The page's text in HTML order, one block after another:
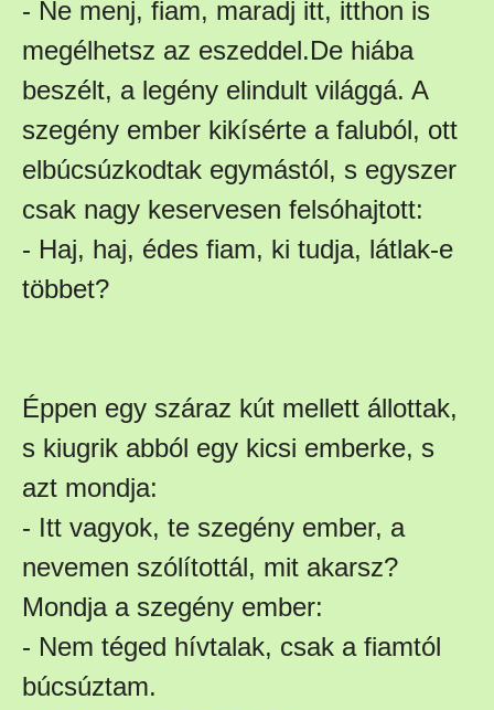
- Ne menj, fiam, maradj itt, itthon is
megélhetsz az eszeddel.De hiába
beszélt, a legény elindult világgá. A
szegény ember kikísérte a faluból, ott
elbúcsúzkodtak egymástól, s egyszer
csak nagy keservesen felsóhajtott:
- Haj, haj, édes fiam, ki tudja, látlak-e
többet?
Éppen egy száraz kút mellett állottak,
s kiugrik abból egy kicsi emberke, s
azt mondja:
- Itt vagyok, te szegény ember, a
nevemen szólítottál, mit akarsz?
Mondja a szegény ember:
- Nem téged hívtalak, csak a fiamtól
búcsúztam.